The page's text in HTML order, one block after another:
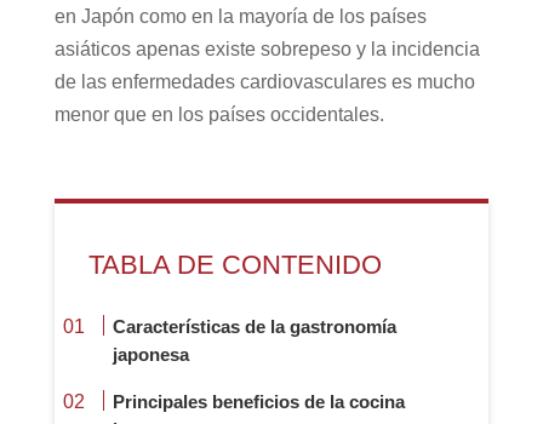
en Japón como en la mayoría de los países
asiáticos apenas existe sobrepeso y la incidencia
de las enfermedades cardiovasculares es mucho
menor que en los países occidentales.
TABLA DE CONTENIDO
Características de la gastronomía
japonesa
Principales beneficios de la cocina